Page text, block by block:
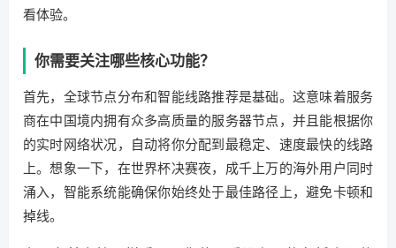
看体验。
你需要关注哪些核心功能？
首先，全球节点分布和智能线路推荐是基础。这意味着服务
商在中国境内拥有众多高质量的服务器节点，并且能根据你
的实时网络状况，自动将你分配到最稳定、速度最快的线路
上。想象一下，在世界杯决赛夜，成千上万的海外用户同时
涌入，智能系统能确保你始终处于最佳路径上，避免卡顿和
掉线。